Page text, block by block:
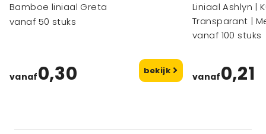
Bamboe liniaal Greta
vanaf 50 stuks
vanaf0,30 bekijk
Liniaal Ashlyn |
Transparant |
vergrootglas
vanaf 100 stuks
vanaf0,21